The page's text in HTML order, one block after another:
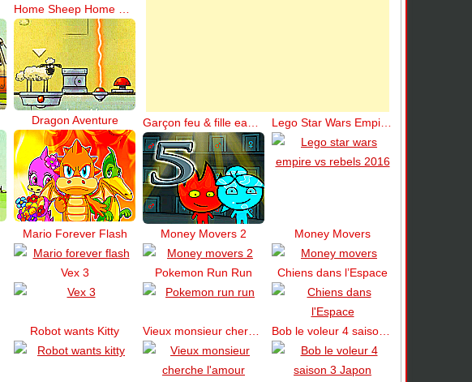
Dragon Aventure
Mario Forever Flash Money Movers 2 Money Movers
Vex 3 Pokemon Run Run Chiens dans l’Espace
Robot wants Kitty